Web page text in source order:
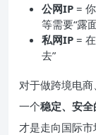
公网IP =
等需要“露
私网IP =
去”
对于做跨境电
一个稳定、安全
才是走向国际市